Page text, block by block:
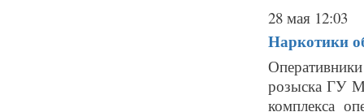
28 мая 12:03
Наркотики
розыска ГУ
комплекса